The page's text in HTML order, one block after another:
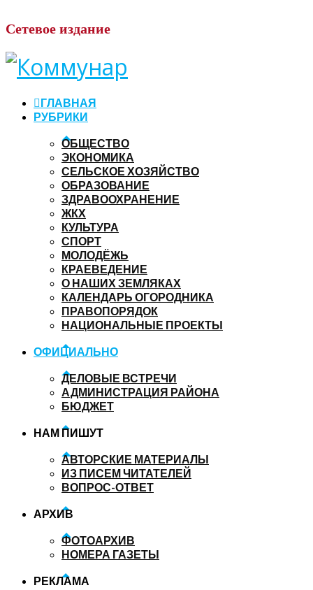
Сетевое издание
ГЛАВНАЯ
РУБРИКИ
ОБЩЕСТВО
ЭКОНОМИКА
СЕЛЬСКОЕ ХОЗЯЙСТВО
ОБРАЗОВАНИЕ
ЗДРАВООХРАНЕНИЕ
ЖКХ
КУЛЬТУРА
СПОРТ
МОЛОДЁЖЬ
КРАЕВЕДЕНИЕ
О НАШИХ ЗЕМЛЯКАХ
КАЛЕНДАРЬ ОГОРОДНИКА
ПРАВОПОРЯДОК
НАЦИОНАЛЬНЫЕ ПРОЕКТЫ
ОФИЦИАЛЬНО
ДЕЛОВЫЕ ВСТРЕЧИ
АДМИНИСТРАЦИЯ РАЙОНА
БЮДЖЕТ
НАМ ПИШУТ
АВТОРСКИЕ МАТЕРИАЛЫ
ИЗ ПИСЕМ ЧИТАТЕЛЕЙ
ВОПРОС-ОТВЕТ
АРХИВ
ФОТОАРХИВ
НОМЕРА ГАЗЕТЫ
РЕКЛАМА